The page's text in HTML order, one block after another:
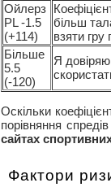
Ойлерз
PL -1.5
(+114)
більш
взяти гру
Більше
5.5
(-120)
Я
Оскільки
порівняння
сайтах
Фактори